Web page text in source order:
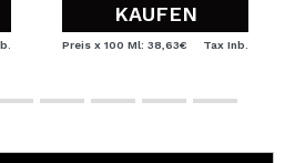
KAUFEN
Preis x 100 Ml: 38,63€ Tax Inb.